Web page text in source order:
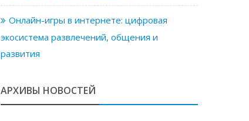
Онлайн-игры в интернете: цифровая
экосистема развлечений, общения и
развития
АРХИВЫ НОВОСТЕЙ